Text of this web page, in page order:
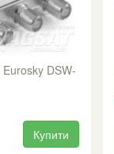
DSW-
Купити